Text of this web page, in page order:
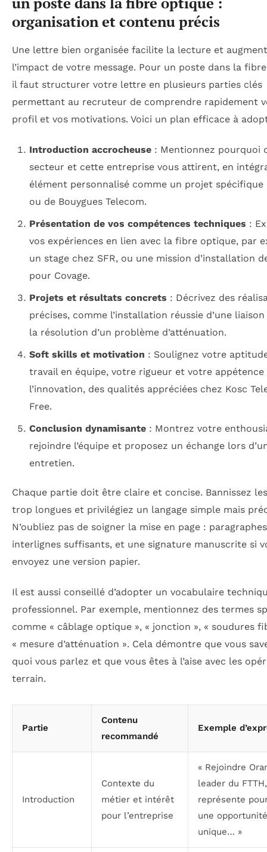
organisation et contenu précis
Une lettre bien organisée facilite la lecture et
l’impact de votre message. Pour un poste dans la
il faut structurer votre lettre en plusieurs parties clés
permettant au recruteur de comprendre rapidement
profil et vos motivations. Voici un plan efficace à
Introduction accrocheuse: Mentionnez pourquoi
secteur et cette entreprise vous attirent, en
élément personnalisé comme un projet spécifique
ou de Bouygues Telecom.
Présentation de vos compétences techniques :
vos expériences en lien avec la fibre optique, par
un stage chez SFR, ou une mission d’installation
pour Covage.
Projets et résultats concrets : Décrivez des
précises, comme l’installation réussie d’une
la résolution d’un problème d’atténuation.
Soft skills et motivation : Soulignez votre
travail en équipe, votre rigueur et votre appétence
l’innovation, des qualités appréciées chez Kosc
Free.
Conclusion dynamisante: Montrez votre
rejoindre l’équipe et proposez un échange lors
entretien.
Chaque partie doit être claire et concise. Bannissez
trop longues et privilégiez un langage simple mais
N’oubliez pas de soigner la mise en page :
interlignes suffisants, et une signature manuscrite si
envoyez une version papier.
Il est aussi conseillé d’adopter un vocabulaire
professionnel. Par exemple, mentionnez des termes
comme « câblage optique », « jonction », « soudures
« mesure d’atténuation ». Cela démontre que vous
quoi vous parlez et que vous êtes à l’aise avec les
terrain.
Partie
Contenu
recommandé
Exemple
Introduction
Contexte du
métier et intérêt
pour l’entreprise
« Rejoindre
leader du FTTH,
représente
une opportunité
unique… »